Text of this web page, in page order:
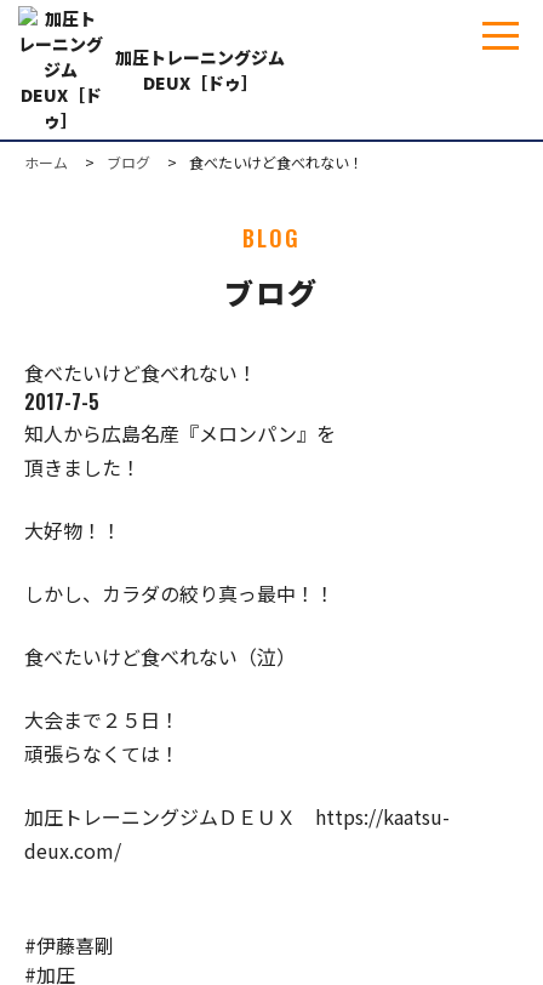
加圧トレーニングジム
DEUX［ドゥ］
ホーム ブログ 食べたいけど食べれない！
BLOG
ブログ
食べたいけど食べれない！
2017-7-5
知人から広島名産『メロンパン』を
頂きました！
大好物！！
しかし、カラダの絞り真っ最中！！
食べたいけど食べれない（泣）
大会まで２５日！
頑張らなくては！
加圧トレーニングジムＤＥＵＸ https://kaatsu-
deux.com/
#伊藤喜剛
#加圧